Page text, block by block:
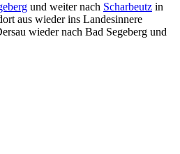
und weiter nach Scharbeutz in
aus wieder ins Landesinnere
wieder nach Bad Segeberg und